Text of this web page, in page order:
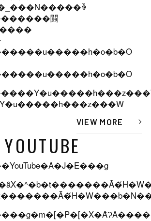
闝
VIEW MORE
YOUTUBE